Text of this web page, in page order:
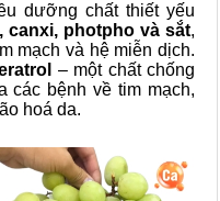
dưỡng chất thiết yếu
canxi, photpho và sắt,
mạch và hệ miễn dịch.
– một chất chống
các bệnh về tim mạch,
hoá da.